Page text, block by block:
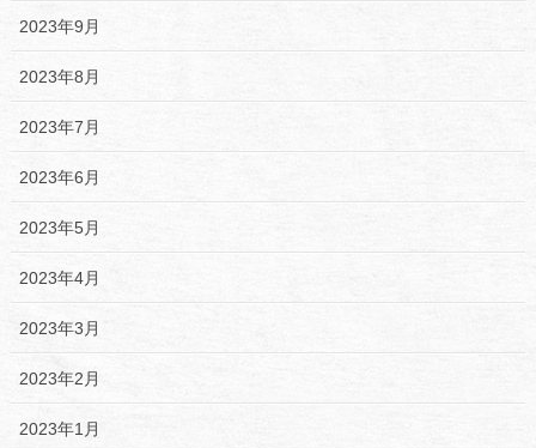
2023年9月
2023年8月
2023年7月
2023年6月
2023年5月
2023年4月
2023年3月
2023年2月
2023年1月